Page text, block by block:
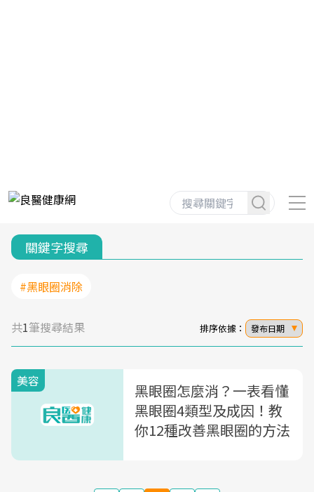
關鍵字搜尋
#黑眼圈消除
共1筆搜尋結果 排序依據： 發布日期
美容
黑眼圈怎麼消？一表看懂
黑眼圈4類型及成因！教
你12種改善黑眼圈的方法